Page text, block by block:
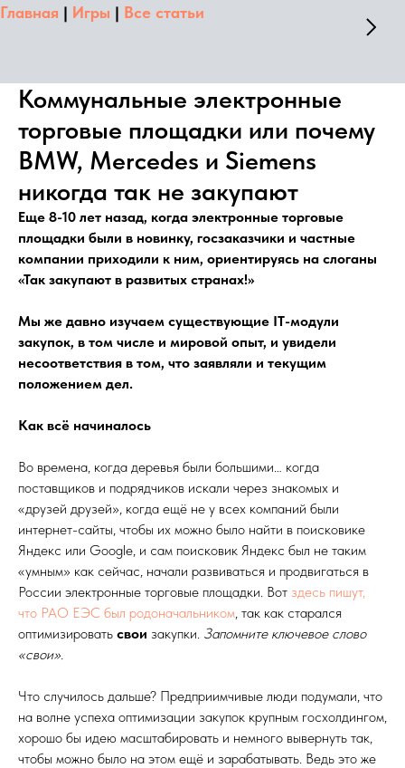
Главная | Игры | Все статьи
Коммунальные электронные
торговые площадки или почему
BMW, Mercedes и Siemens
никогда так не закупают
Еще 8-10 лет назад, когда электронные торговые
площадки были в новинку, госзаказчики и частные
компании приходили к ним, ориентируясь на слоганы
«Так закупают в развитых странах!»
Мы же давно изучаем существующие IT-модули
закупок, в том числе и мировой опыт, и увидели
несоответствия в том, что заявляли и текущим
положением дел.
Как всё начиналось
Во времена, когда деревья были большими… когда
поставщиков и подрядчиков искали через знакомых и
«друзей друзей», когда ещё не у всех компаний были
интернет-сайты, чтобы их можно было найти в поисковике
Яндекс или Google, и сам поисковик Яндекс был не таким
«умным» как сейчас, начали развиваться и продвигаться в
России электронные торговые площадки. Вот здесь пишут,
что РАО ЕЭС был родоначальником, так как старался
оптимизировать свои закупки. Запомните ключевое слово
«свои».
Что случилось дальше? Предприимчивые люди подумали, что
на волне успеха оптимизации закупок крупным госхолдингом,
хорошо бы идею масштабировать и немного вывернуть так,
чтобы можно было на этом ещё и зарабатывать. Ведь это же